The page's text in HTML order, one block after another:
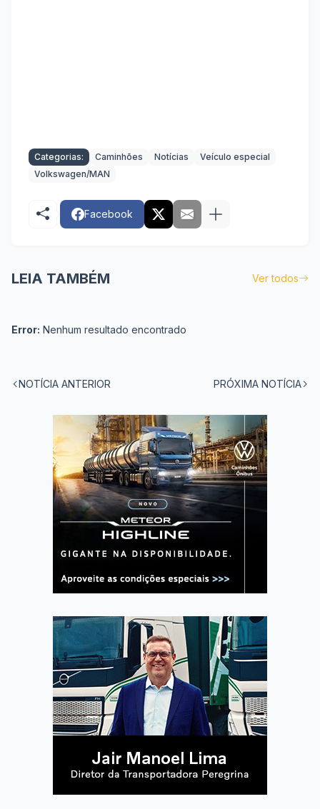
Categorias: Caminhões Notícias
Veículo especial
Volkswagen/MAN
Facebook
LEIA TAMBÉM Ver todos
Error: Nenhum resultado encontrado
NOTÍCIA ANTERIOR PRÓXIMA NOTÍCIA